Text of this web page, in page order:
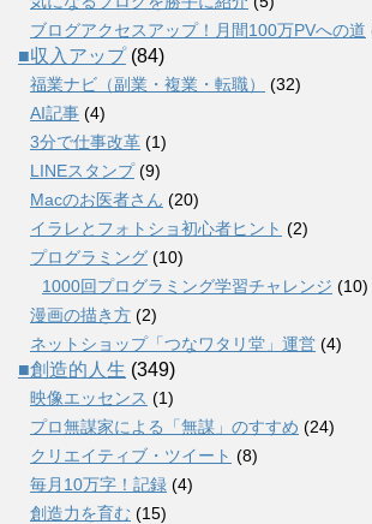
ブログアクセスアップ！月間100万PVへの道
■収入アップ(84)
福業ナビ（副業・複業・転職）
(32)
AI記事 (4)
3分で仕事改革 (1)
LINEスタンプ(9)
Macのお医者さん (20)
イラレとフォトショ初心者ヒント (2)
プログラミング (10)
1000回プログラミング学習チャレンジ (10)
漫画の描き方 (2)
ネットショップ「つなワタリ堂」運営 (4)
■創造的人生 (349)
映像エッセンス (1)
プロ無謀家による「無謀」のすすめ (24)
クリエイティブ・ツイート (8)
毎月10万字！記録 (4)
創造力を育む (15)